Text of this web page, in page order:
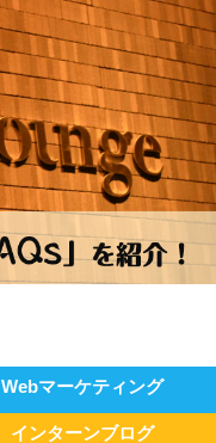
Webマーケティング
インターンブログ